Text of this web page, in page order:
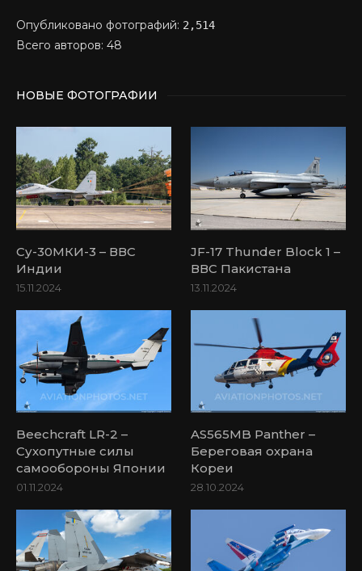
Опубликовано фотографий: 2,514
Всего авторов: 48
НОВЫЕ ФОТОГРАФИИ
Су-30МКИ-3 – ВВС
Индии
15.11.2024
JF-17 Thunder Block 1 –
ВВС Пакистана
13.11.2024
Beechcraft LR-2 –
Сухопутные силы
самообороны Японии
01.11.2024
AS565MB Panther –
Береговая охрана
Кореи
28.10.2024